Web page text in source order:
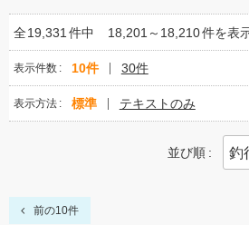
全19,331 件中 18,201～18,210件を表
表示件数 10件 30件
表示方法 標準 テキストのみ
並び順
前の10件